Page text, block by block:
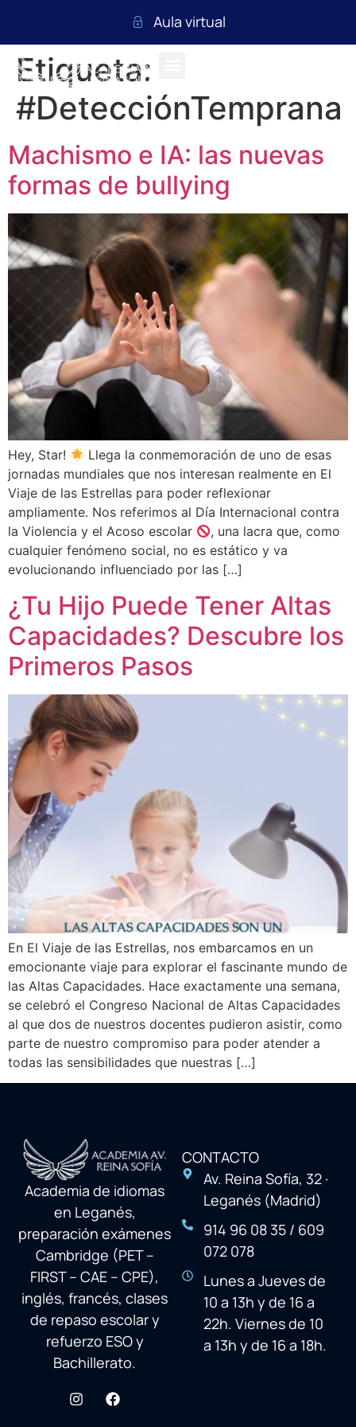
Aula virtual
Etiqueta:
#DetecciónTemprana
Machismo e IA: las nuevas
formas de bullying
Hey, Star!
Llega la conmemoración de uno de esas
jornadas mundiales que nos interesan realmente en El
Viaje de las Estrellas para poder reflexionar
ampliamente. Nos referimos al Día Internacional contra
la Violencia y el Acoso escolar
, una lacra que, como
cualquier fenómeno social, no es estático y va
evolucionando influenciado por las […]
¿Tu Hijo Puede Tener Altas
Capacidades? Descubre los
Primeros Pasos
En El Viaje de las Estrellas, nos embarcamos en un
emocionante viaje para explorar el fascinante mundo de
las Altas Capacidades. Hace exactamente una semana,
se celebró el Congreso Nacional de Altas Capacidades
al que dos de nuestros docentes pudieron asistir, como
parte de nuestro compromiso para poder atender a
todas las sensibilidades que nuestras […]
Academia de idiomas
en Leganés,
preparación exámenes
Cambridge (PET –
FIRST – CAE – CPE),
inglés, francés, clases
de repaso escolar y
refuerzo ESO y
Bachillerato.
CONTACTO
Av. Reina Sofía, 32 ·
Leganés (Madrid)
914 96 08 35 / 609
072 078
Lunes a Jueves de
10 a 13h y de 16 a
22h. Viernes de 10
a 13h y de 16 a 18h.